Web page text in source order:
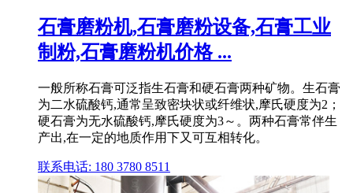
石膏磨粉机,石膏磨粉设备,石膏工业
制粉,石膏磨粉机价格 ...
一般所称石膏可泛指生石膏和硬石膏两种矿物。生石膏
为二水硫酸钙,通常呈致密块状或纤维状,摩氏硬度为2；
硬石膏为无水硫酸钙,摩氏硬度为3～。两种石膏常伴生
产出,在一定的地质作用下又可互相转化。
联系电话: 180 3780 8511